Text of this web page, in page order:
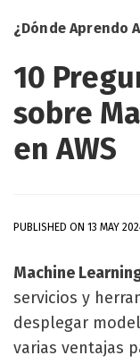
¿Dónde Aprendo
10
sobre
en AWS
PUBLISHED ON 13 MAY
Machine
servicios y
desplegar
varias ventajas